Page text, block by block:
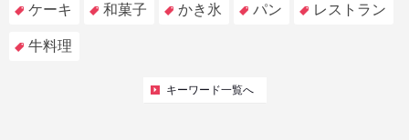
ケーキ 和菓子 かき氷 パン レストラン
牛料理
キーワード一覧へ